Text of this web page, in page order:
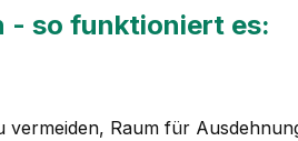
- so funktioniert es:
Raum für